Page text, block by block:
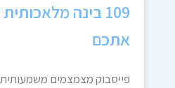
109 בינה
אתכם
פייסבוק מצמצמים